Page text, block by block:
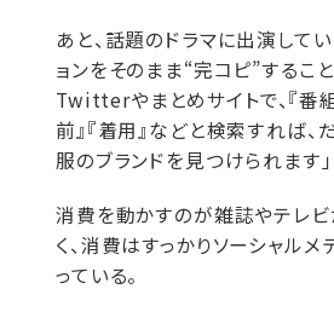
あと、話題のドラマに出演して
ョンをそのまま“完コピ”するこ
Twitterやまとめサイトで、『番
前』『着用』などと検索すれば、
服のブランドを見つけられます」
消費を動かすのが雑誌やテレ
く、消費はすっかりソーシャル
っている。